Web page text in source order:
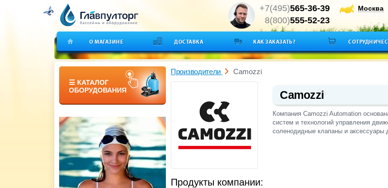
+7(495)565-36-39
8(800)555-52-23
Москва
О МАГАЗИНЕ ДОСТАВКА КАК ЗАКАЗАТЬ?
☰ КАТАЛОГ
ОБОРУДОВАНИЯ
Производители Camozzi
Camozzi
Компания Camozzi Automation
систем и технологий управления
соленодидные клапаны и аксессуары
Продукты компании: